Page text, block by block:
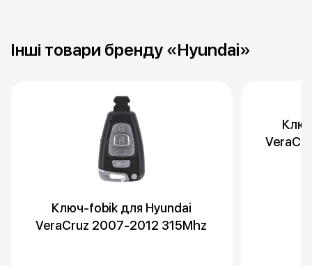
Інші товари бренду «Hyundai»
Ключ-fobik для Hyundai
VeraCruz 2007-2012 315Mhz